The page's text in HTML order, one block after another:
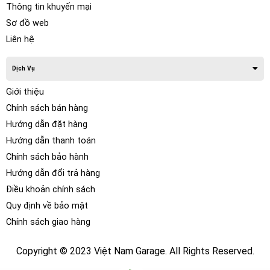
tiết nội thất của xe. Lớp phim trong suốt này không chỉ giữ
gìn độ bóng và màu sắc nguyên bản mà còn có khả năng tự
mới và sáng bóng dù xe hoạt động ở bất kỳ địa hình nào.
II. Lợi ích nổi bật của việc Dán Phim PPF Ô tô
Thông tin khuyến mại
Sơ đồ web
Liên hệ
Dịch Vụ
Giới thiệu
Chính sách bán hàng
Hướng dẫn đặt hàng
Hướng dẫn thanh toán
Chính sách bảo hành
Hướng dẫn đổi trả hàng
Điều khoản chính sách
Quy định về bảo mật
Chính sách giao hàng
Copyright © 2023 Việt Nam Garage. All Rights Reserved.